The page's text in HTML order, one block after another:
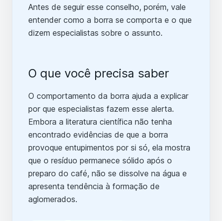
Antes de seguir esse conselho, porém, vale
entender como a borra se comporta e o que
dizem especialistas sobre o assunto.
O que você precisa saber
O comportamento da borra ajuda a explicar
por que especialistas fazem esse alerta.
Embora a literatura científica não tenha
encontrado evidências de que a borra
provoque entupimentos por si só, ela mostra
que o resíduo permanece sólido após o
preparo do café, não se dissolve na água e
apresenta tendência à formação de
aglomerados.